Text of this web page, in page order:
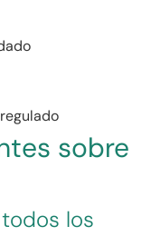
sobre
los